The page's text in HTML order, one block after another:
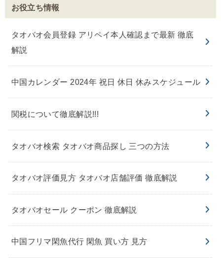
お役立ち情報
タオバオ会員登録 アリペイ本人確認まで最新 徹底
解説
中国カレンダー 2024年 祝日 休日 休みスケジュール
関税について徹底解説!!!
タオバオ検索 タオバオ商品探し 三つの方法
タオバオ評価見方 タオバオ店舗評価 徹底解説
タオバオセール クーポン 徹底解説
中国フリマ閑魚代行 閑魚 買い方 見方